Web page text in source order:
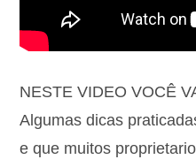
NESTE VIDEO VOCÊ
Algumas dicas
e que muitos